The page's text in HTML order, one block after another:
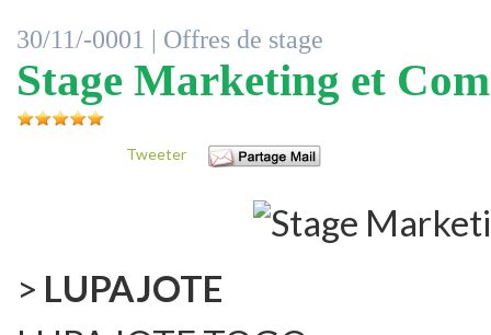
30/11/-0001 | Offres de stage
Stage Marketing et
Tweeter
> LUPAJOTE